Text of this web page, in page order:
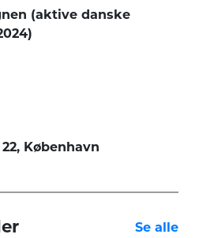
(aktive danske
København
Se alle